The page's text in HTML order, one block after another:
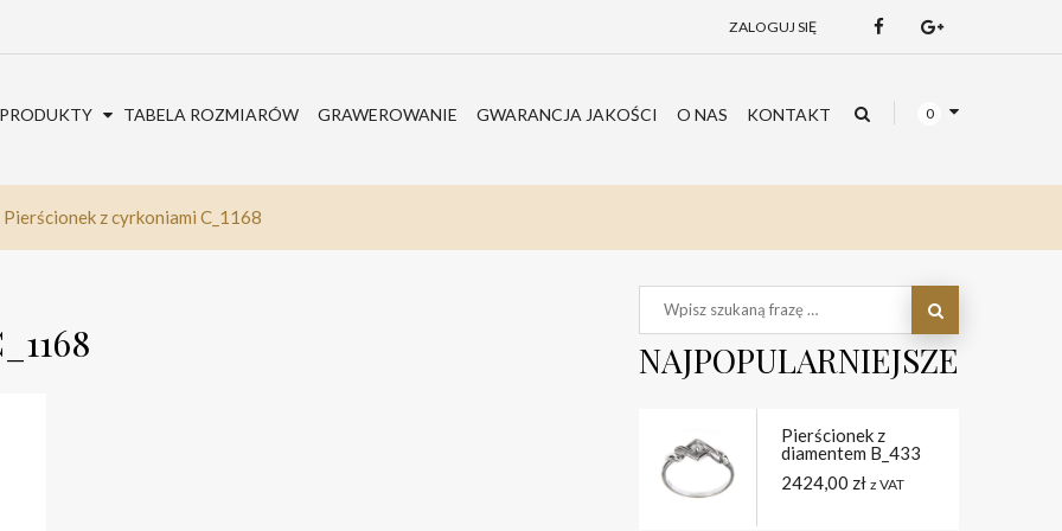
ZALOGUJ SIĘ
PRODUKTY TABELA ROZMIARÓW GRAWEROWANIE GWARANCJA JAKOŚCI O NAS KONTAKT 0
Pierścionek z cyrkoniami C_1168
NAJPOPULARNIEJSZE
Pierścionek z
diamentem B_433
2424,00 zł z VAT